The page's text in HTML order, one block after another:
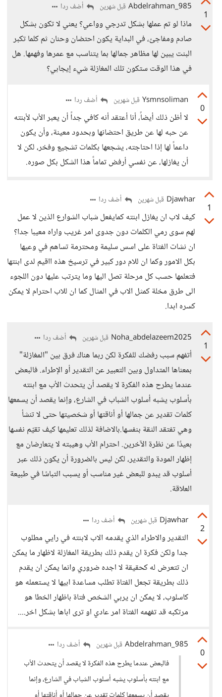
1
Abdelrahman_985 قبل شهرين أضف ردا
ماذا لو تم عملها بشكل تدرجي وواعي؟ يعني لا تكون بشكل
صادم ومفاجئ، في البداية يكون احتضان وحنان ثم كلما تكبر
البنت يبين لها مظاهر جمالها بما يتناسب مع عمرها وفهمها. هل
في هذا الوقت ستكون تلك المغازلة شيء إيجابي؟
0
Ysmnsoliman قبل شهرين أضف ردا
لا أظن ذلك أيضاً، أنا أعتقد أنه كافي جداً أن يعبر الأب لأبنته
عن حبه لها عن طريق احتضانها وبحدود معينة، وأن يكون
داعماً لها إذا احتاجته، يشجعها بكلمات تشجيع وفخر، لكن لا
أن يغازلها، عن نفسي أرفض تماماً هذا الشكل بكل صوره.
1
Djawhar قبل شهرين أضف ردا
كيف لاب ان يغازل ابنته كمايفعل شباب الشوارع الذين لا عمل
لهم سوى رمي الكلمات دون جدوى امر غريب واراه معيبا جدا؟
ان نشات الفتاة على اسس سليمة ومحترمة تساهم في وعيها
بكل الامور وكما ان للام دور كبير في ترسيخ هذه ااقيم لدى ابنتها
فتعلمها حسب كل مرحلة تصل اليها وما يترتب عليها دون اللجوء
الى طرق مخلة كمثل الاب في المثال كما ان للاب احترام لا يمكن
كسره ابدا.
1
Noha_abdelazeem2025 قبل شهرين أضف ردا
أتفهم سبب رفضك للفكرة لكن ربما هناك فرق بين "المغازلة"
بمعناها المتداول وبين التعبير عن التقدير أو الإطراء. فالبعض
عندما يطرح هذه الفكرة لا يقصد أن يتحدث الأب مع ابنته
بأسلوب يشبه أسلوب الشباب في الشارع، وإنما يقصد أن يسمعها
كلمات تقدير عن جمالها أو أناقتها أو شخصيتها حتى لا تنشأ
وهي تفتقد الثقة بنفسها.بالاضافة لذلك تعليمها كيف تقيّم نفسها
بعيدًا عن نظرة الآخرين. احترام الأب وهيبته لا يتعارضان مع
إظهار المودة والتقدير، لكن ليس بالضرورة أن يكون ذلك عبر
أسلوب قد يبدو للبعض غير مناسب أو يسبب التباسًا في طبيعة
العلاقة.
2
Djawhar قبل شهرين أضف ردا
التقدير والاطراء الذي يقدمه الاب لابنته في رايي مطلوب
جدا ولكن فكرة ان يقدم ذلك بطريقة المغازلة لاظهار ما يمكن
ان تتعرض له كحقيقة لا اجده ضروري وانما يمكن ان يقدم
ذلك بطريقة تجعل الفتاة تطلب مساعدة ابيها لا يستعمله هو
كاسلوب، لا يمكن ان يربي الشخص فتاة باظهار الخطا هو
مرتكبه قد تفهمه الفتاة امر عادي او ترى اباها بشكل اخر....
0
Abdelrahman_985 قبل شهرين
أضف ردا
فالبعض عندما يطرح هذه الفكرة لا يقصد أن يتحدث الأب
مع ابنته بأسلوب يشبه أسلوب الشباب في الشارع، وإنما